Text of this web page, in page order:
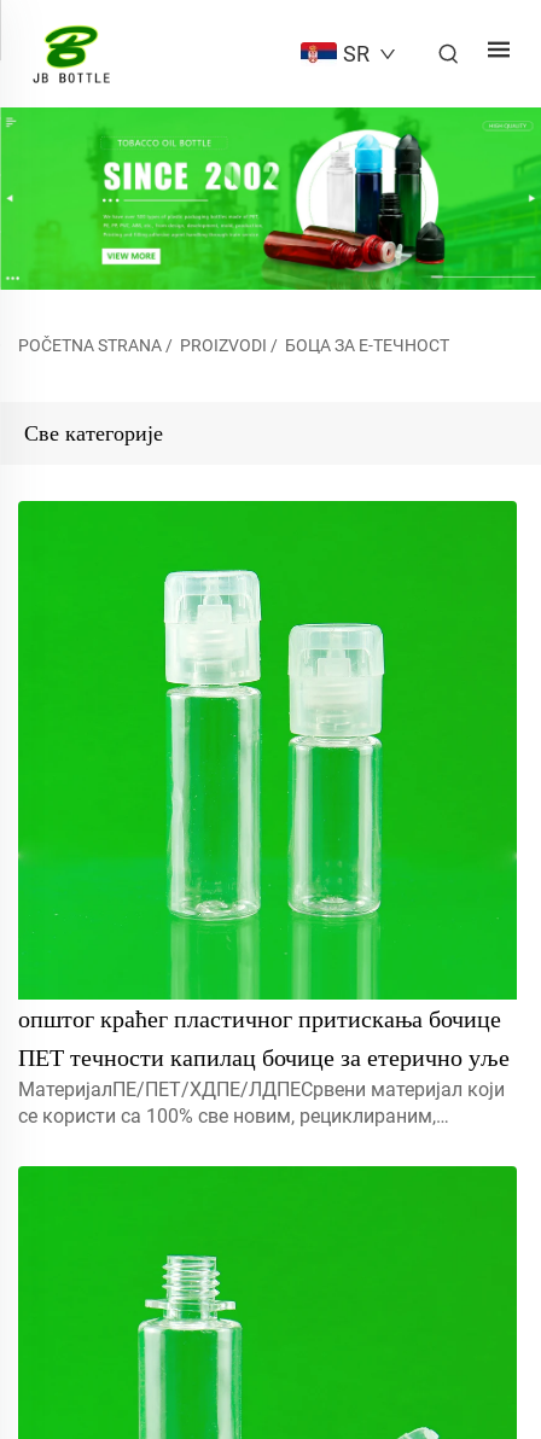
SR
POČETNA STRANA/ PROIZVODI / БОЦА ЗА Е-ТЕЧНОСТ
Све категорије
општог краћег пластичног притискања бочице
ПЕТ течности капилац бочице за етерично уље
МатеријалПЕ/ПЕТ/ХДПЕ/ЛДПЕСрвени материјал који
се користи са 100% све новим, рециклираним,
амбалажу хране.Објекат5мл 10мл 15мл контактирајте